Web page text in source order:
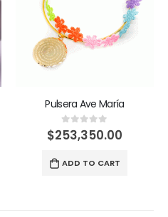
Pulsera Ave María
0out of 5
$253,350.00
ADD TO CART